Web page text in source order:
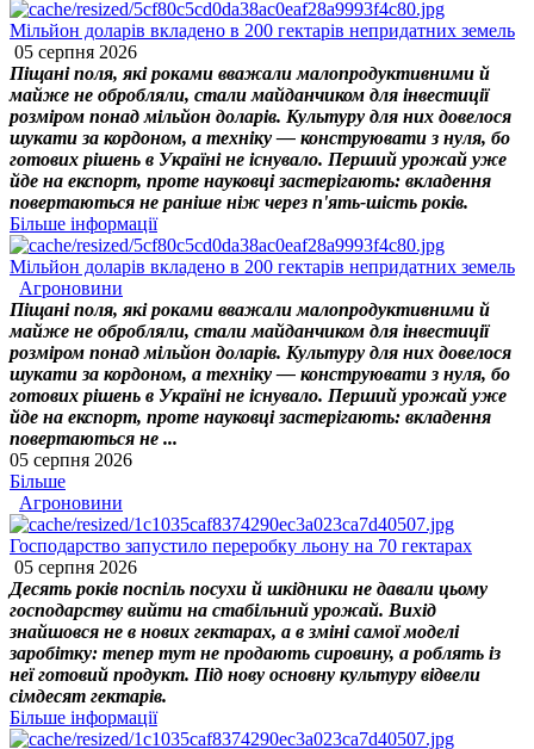
Мільйон доларів вкладено в 200 гектарів непридатних земель
05 серпня 2026
Піщані поля, які роками вважали малопродуктивними й
майже не обробляли, стали майданчиком для інвестиції
розміром понад мільйон доларів. Культуру для них довелося
шукати за кордоном, а техніку — конструювати з нуля, бо
готових рішень в Україні не існувало. Перший урожай уже
йде на експорт, проте науковці застерігають: вкладення
повертаються не раніше ніж через п'ять-шість років.
Більше інформації
Мільйон доларів вкладено в 200 гектарів непридатних земель
Агроновини
Піщані поля, які роками вважали малопродуктивними й
майже не обробляли, стали майданчиком для інвестиції
розміром понад мільйон доларів. Культуру для них довелося
шукати за кордоном, а техніку — конструювати з нуля, бо
готових рішень в Україні не існувало. Перший урожай уже
йде на експорт, проте науковці застерігають: вкладення
повертаються не ...
05 серпня 2026
Більше
Агроновини
Господарство запустило переробку льону на 70 гектарах
05 серпня 2026
Десять років поспіль посухи й шкідники не давали цьому
господарству вийти на стабільний урожай. Вихід
знайшовся не в нових гектарах, а в зміні самої моделі
заробітку: тепер тут не продають сировину, а роблять із
неї готовий продукт. Під нову основну культуру відвели
сімдесят гектарів.
Більше інформації